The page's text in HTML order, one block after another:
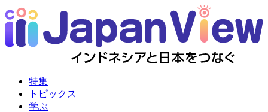
特集
トピックス
学ぶ